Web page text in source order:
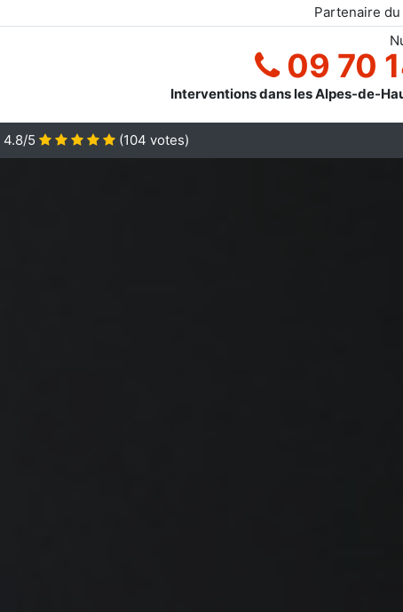
Partenaire
09 70
Interventions dans les Alpes-de-
4.8/5 (104 votes)